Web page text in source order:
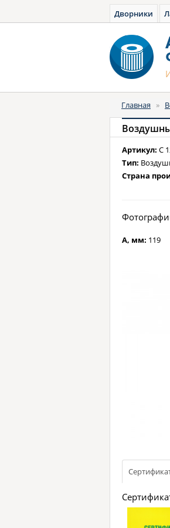
Дворники
Главная »
Артикул: C
Тип:
Страна
A, мм: 119